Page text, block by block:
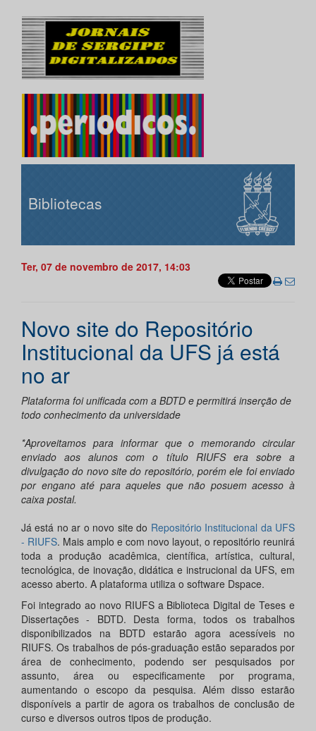
Bibliotecas
Ter, 07 de novembro de 2017, 14:03
Novo site do Repositório
Institucional da UFS já está
no ar
Plataforma foi unificada com a BDTD e permitirá inserção de
todo conhecimento da universidade
*Aproveitamos para informar que o memorando circular
enviado aos alunos com o título RIUFS era sobre a
divulgação do novo site do repositório, porém ele foi enviado
por engano até para aqueles que não posuem acesso à
caixa postal.
Já está no ar o novo site do Repositório Institucional da UFS
- RIUFS. Mais amplo e com novo layout, o repositório reunirá
toda a produção acadêmica, científica, artística, cultural,
tecnológica, de inovação, didática e instrucional da UFS, em
acesso aberto. A plataforma utiliza o software Dspace.
Foi integrado ao novo RIUFS a Biblioteca Digital de Teses e
Dissertações - BDTD. Desta forma, todos os trabalhos
disponibilizados na BDTD estarão agora acessíveis no
RIUFS. Os trabalhos de pós-graduação estão separados por
área de conhecimento, podendo ser pesquisados por
assunto, área ou especificamente por programa,
aumentando o escopo da pesquisa. Além disso estarão
disponíveis a partir de agora os trabalhos de conclusão de
curso e diversos outros tipos de produção.